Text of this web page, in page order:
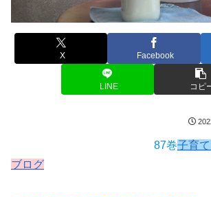
X Facebook
LINE コピ
87巻子育
ブログ